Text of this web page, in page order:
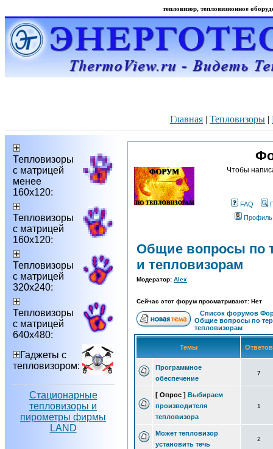
тепловизор, тепловизионное
Главная | Тепловизоры |
Тепловизоры
с матрицей
менее
160х120:
Тепловизоры
с матрицей
160х120:
Тепловизоры
с матрицей
320х240:
Тепловизоры
с матрицей
640х480:
Гаджеты с
тепловизором:
Стационарные
тепловизоры и
пирометры фирмы
LAND
Чтобы
FAQ
Профиль
Общие вопросы по
и тепловизорам
Модератор: Alex
Сейчас этот форум просматривают: Нет
Список форумов
Общие вопросы по
тепловизорам
Темы
Программное
обеспечение
7
[ Опрос ] Выбираем
производителя
тепловизора
1
Может тепловизор
установить течь
2